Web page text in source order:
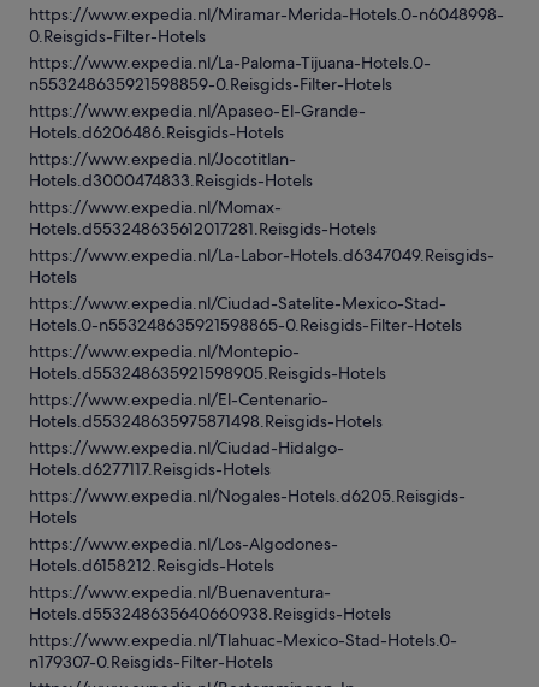
https://www.expedia.nl/Miramar-Merida-Hotels.0-n6048998-
0.Reisgids-Filter-Hotels
https://www.expedia.nl/La-Paloma-Tijuana-Hotels.0-
n553248635921598859-0.Reisgids-Filter-Hotels
https://www.expedia.nl/Apaseo-El-Grande-
Hotels.d6206486.Reisgids-Hotels
https://www.expedia.nl/Jocotitlan-
Hotels.d3000474833.Reisgids-Hotels
https://www.expedia.nl/Momax-
Hotels.d553248635612017281.Reisgids-Hotels
https://www.expedia.nl/La-Labor-Hotels.d6347049.Reisgids-
Hotels
https://www.expedia.nl/Ciudad-Satelite-Mexico-Stad-
Hotels.0-n553248635921598865-0.Reisgids-Filter-Hotels
https://www.expedia.nl/Montepio-
Hotels.d553248635921598905.Reisgids-Hotels
https://www.expedia.nl/El-Centenario-
Hotels.d553248635975871498.Reisgids-Hotels
https://www.expedia.nl/Ciudad-Hidalgo-
Hotels.d6277117.Reisgids-Hotels
https://www.expedia.nl/Nogales-Hotels.d6205.Reisgids-
Hotels
https://www.expedia.nl/Los-Algodones-
Hotels.d6158212.Reisgids-Hotels
https://www.expedia.nl/Buenaventura-
Hotels.d553248635640660938.Reisgids-Hotels
https://www.expedia.nl/Tlahuac-Mexico-Stad-Hotels.0-
n179307-0.Reisgids-Filter-Hotels